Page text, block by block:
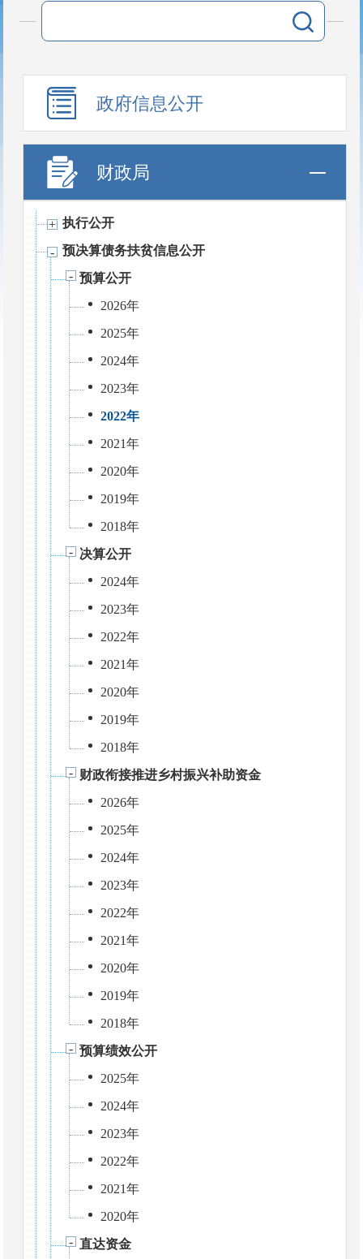
政府信息公开
财政局
执行公开
预决算债务扶贫信息公开
预算公开
2026年
2025年
2024年
2023年
2022年
2021年
2020年
2019年
2018年
决算公开
2024年
2023年
2022年
2021年
2020年
2019年
2018年
财政衔接推进乡村振兴补助资金
2026年
2025年
2024年
2023年
2022年
2021年
2020年
2019年
2018年
预算绩效公开
2025年
2024年
2023年
2022年
2021年
2020年
直达资金